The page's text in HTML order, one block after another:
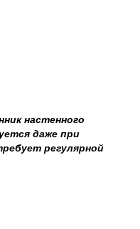
настенного
даже при
регулярной